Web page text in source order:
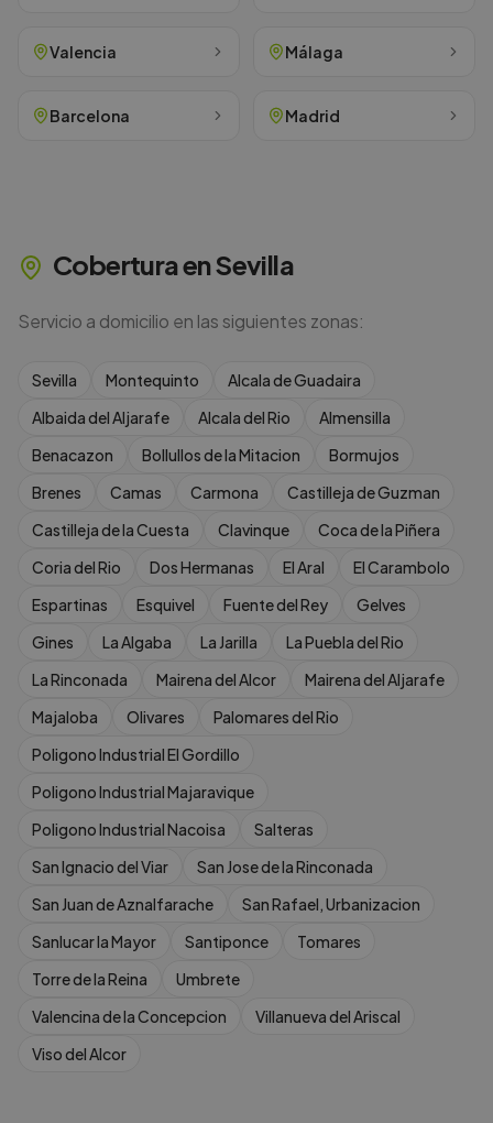
Valencia Málaga
Barcelona Madrid
Cobertura enSevilla
Servicio a domicilio en las siguientes zonas:
Sevilla Montequinto
Alcala de Guadaira
Albaida del Aljarafe
Alcala del Rio
Almensilla
Benacazon
Bollullos de la Mitacion
Bormujos
Brenes
Camas Carmona
Castilleja de Guzman
Castilleja de la Cuesta
Clavinque
Coca de la Piñera
Coria del Rio
Dos Hermanas El Aral
El Carambolo
Espartinas
Esquivel Fuente del Rey
Gelves
Gines
La Algaba La Jarilla
La Puebla del Rio
La Rinconada
Mairena del Alcor
Mairena del Aljarafe
Majaloba
Olivares
Palomares del Rio
Poligono Industrial El Gordillo
Poligono Industrial Majaravique
Poligono Industrial Nacoisa
Salteras
San Ignacio del Viar
San Jose de la Rinconada
San Juan de Aznalfarache
San Rafael, Urbanizacion
Sanlucar la Mayor
Santiponce
Tomares
Torre de la Reina
Umbrete
Valencina de la Concepcion
Villanueva del Ariscal
Viso del Alcor